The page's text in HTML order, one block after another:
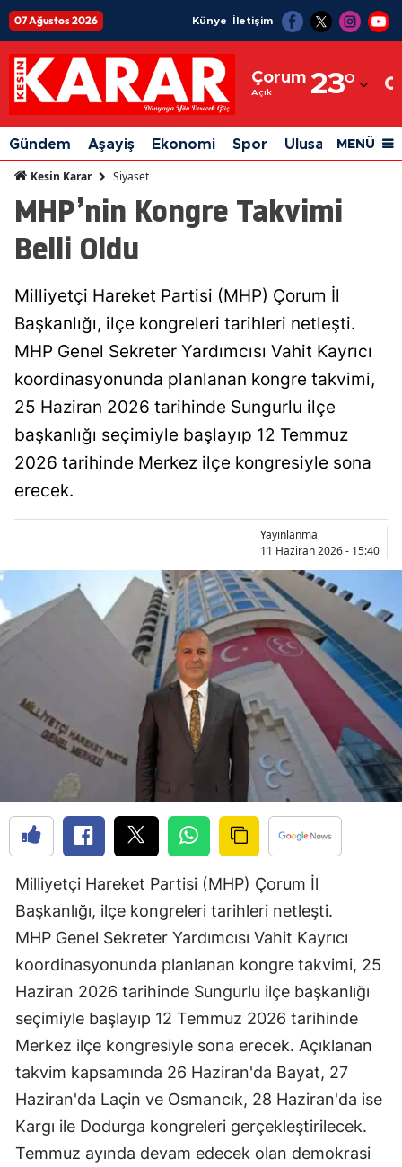
07 Ağustos 2026 Künye İletişim
Çorum
Açık 23°
Adıyaman
Afyonkarahisar
Ağrı
Amasya
Artvin
Aydın
Balıkesir
Bilecik
Bingöl
Bolu
Burdur
Bursa
Çanakkale
Çankırı
Çorum
Denizli
Diyarbakır
Erzurum
Eskişehir
Gaziantep
Giresun
Gümüşhane
Hakkari
Hatay
Gündem Aşayiş Ekonomi Spor Ulusal Siyaset
MENÜ
Kesin Karar Siyaset
MHP’nin Kongre Takvimi
Belli Oldu
Milliyetçi Hareket Partisi (MHP) Çorum İl
Başkanlığı, ilçe kongreleri tarihleri netleşti.
MHP Genel Sekreter Yardımcısı Vahit Kayrıcı
koordinasyonunda planlanan kongre takvimi,
25 Haziran 2026 tarihinde Sungurlu ilçe
başkanlığı seçimiyle başlayıp 12 Temmuz
2026 tarihinde Merkez ilçe kongresiyle sona
erecek.
Yayınlanma
11 Haziran 2026 - 15:40
Milliyetçi Hareket Partisi (MHP) Çorum İl
Başkanlığı, ilçe kongreleri tarihleri netleşti.
MHP Genel Sekreter Yardımcısı Vahit Kayrıcı
koordinasyonunda planlanan kongre takvimi, 25
Haziran 2026 tarihinde Sungurlu ilçe başkanlığı
seçimiyle başlayıp 12 Temmuz 2026 tarihinde
Merkez ilçe kongresiyle sona erecek. Açıklanan
takvim kapsamında 26 Haziran'da Bayat, 27
Haziran'da Laçin ve Osmancık, 28 Haziran'da ise
Kargı ile Dodurga kongreleri gerçekleştirilecek.
Temmuz ayında devam edecek olan demokrasi